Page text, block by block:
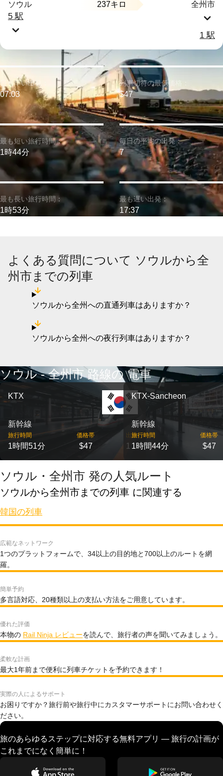
ソウル 237キロ 全州市
5 駅
1 駅
最も短い旅行時間：
1時44分
最も早い出発：
07:03
最も長い旅行時間：
1時53分
列車切符の最低価格：
$47
毎日の平均の出発：
7
最も遅い出発：
17:37
よくある質問について ソウルから全
州市までの列車
ソウルから全州への直通列車はありますか？
ソウルから全州への夜行列車はありますか？
ソウル - 全州市 路線の 電車
KTX
新幹線
旅行時間
1時間51分
価格帯
$47
出発
1
KTX-Sancheon
新幹線
旅行時間
1時間44分
価格帯
$47
ソウル・全州市 発の人気ルート
ソウルから全州市までの列車 に関連する
韓国の列車
広範なネットワーク
1つのプラットフォームで、34以上の目的地と700以上のルートを網
羅。
簡単予約
多言語対応、20種類以上の支払い方法をご用意しています。
優れた評価
本物の Rail Ninja レビューを読んで、旅行者の声を聞いてみましょう。
柔軟な計画
最大1年前まで便利に列車チケットを予約できます！
実際の人によるサポート
お困りですか？旅行前や旅行中にカスタマーサポートにお問い合わせく
ださい。
旅のあらゆるステップに対応する無料アプリ — 旅行の計画が
これまでになく簡単に！